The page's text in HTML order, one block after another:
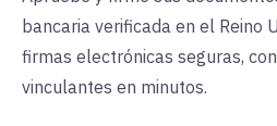
bancaria verificada en el Reino
firmas electrónicas seguras,
vinculantes en minutos.